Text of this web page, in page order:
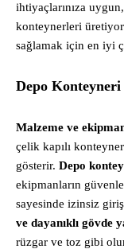
ihtiyaçlarınıza
konteynerleri
sağlamak için en iyi
Depo Konteyneri
Malzeme ve
çelik kapılı
gösterir. Depo
ekipmanların güvenle
sayesinde izinsiz
ve dayanıklı gövde
rüzgar ve toz gibi